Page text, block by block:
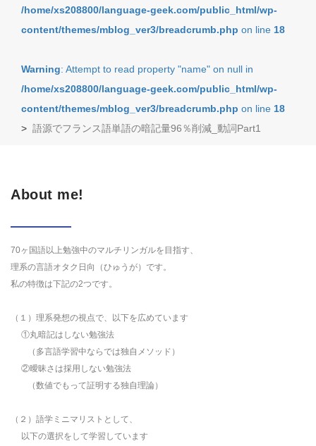
/home/xs208800/language-geek.com/public_html/wp-
content/themes/mblog_ver3/breadcrumb.php on line 18
Warning: Attempt to read property "name" on null in
/home/xs208800/language-geek.com/public_html/wp-
content/themes/mblog_ver3/breadcrumb.php on line 18
> 語源でフランス語単語の暗記量96％削減_動詞Part1
About me!
70ヶ国語以上勉強中のマルチリンガルを目指す、
理系の言語オタク日向（ひゅうが）です。
私の特徴は下記の2つです。
（１）理系発想の視点で、以下を広めています
①丸暗記はしない勉強法
（多言語学習中ならでは独自メソッド）
②曖昧さは採用しない勉強法
（数値でもって証明する独自理論）
（２）語学ミニマリストとして、
以下の選択をして学習しています